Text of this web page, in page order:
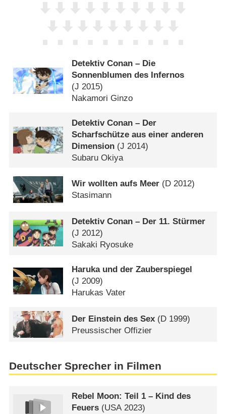
Detektiv Conan – Die
Sonnenblumen des Infernos
(J 2015)
Nakamori Ginzo
Detektiv Conan – Der
Scharfschütze aus einer anderen
Dimension (J 2014)
Subaru Okiya
Wir wollten aufs Meer (D 2012)
Stasimann
Detektiv Conan – Der 11. Stürmer
(J 2012)
Sakaki Ryosuke
Haruka und der Zauberspiegel
(J 2009)
Harukas Vater
Der Einstein des Sex (D 1999)
Preussischer Offizier
Deutscher Sprecher in Filmen
Rebel Moon: Teil 1 – Kind des
Feuers (USA2023)